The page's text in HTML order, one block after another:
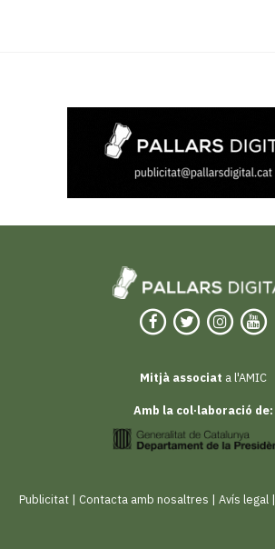
Mitjà associat a l'AMIC
Amb la col·laboració de:
Publicitat| Contacta amb nosaltres | Avís legal|